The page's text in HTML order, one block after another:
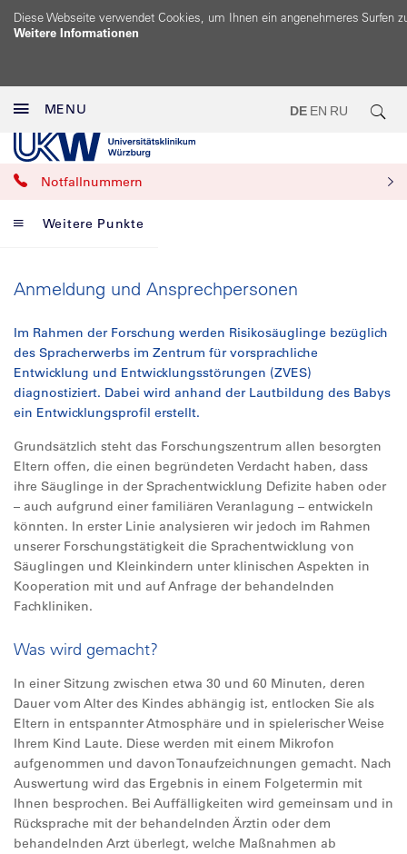
Diese Webseite verwendet Cookies, um Ihnen ein angenehmeres Surfen
Weitere Informationen
MENU DE EN RU
Notfallnummern
Weitere Punkte
Anmeldung und Ansprechpersonen
Im Rahmen der Forschung werden Risikosäuglinge bezüglich
des Spracherwerbs im Zentrum für vorsprachliche
Entwicklung und Entwicklungsstörungen (ZVES)
diagnostiziert. Dabei wird anhand der Lautbildung des Babys
ein Entwicklungsprofil erstellt.
Grundsätzlich steht das Forschungszentrum allen besorgten
Eltern offen, die einen begründeten Verdacht haben, dass
ihre Säuglinge in der Sprachentwicklung Defizite haben oder
– auch aufgrund einer familiären Veranlagung – entwickeln
könnten. In erster Linie analysieren wir jedoch im Rahmen
unserer Forschungstätigkeit die Sprachentwicklung von
Säuglingen und Kleinkindern unter klinischen Aspekten in
Kooperation mit und auf Anfrage der behandelnden
Fachkliniken.
Was wird gemacht?
In einer Sitzung zwischen etwa 30 und 60 Minuten, deren
Dauer vom Alter des Kindes abhängig ist, entlocken Sie als
Eltern in entspannter Atmosphäre und in spielerischer Weise
Ihrem Kind Laute. Diese werden mit einem Mikrofon
aufgenommen und davon Tonaufzeichnungen gemacht. Nach
Auswertung wird das Ergebnis in einem Folgetermin mit
Ihnen besprochen. Bei Auffälligkeiten wird gemeinsam und in
Rücksprache mit der behandelnden Ärztin oder dem
behandelnden Arzt überlegt, welche Maßnahmen ab